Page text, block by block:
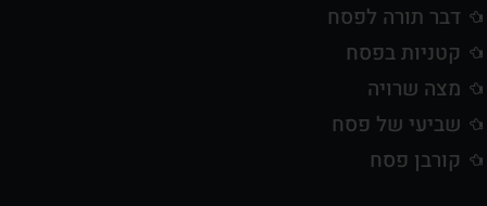
דבר תורה לפסח
קטניות בפסח
מצה שרויה
שביעי של פסח
קורבן פסח